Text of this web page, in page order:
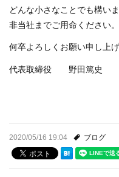
どんな小さなことでも構い
非当社までご用命ください。
何卒よろしくお願い申し上げ
代表取締役 野田篤史
2020/05/16 19:04 ブログ